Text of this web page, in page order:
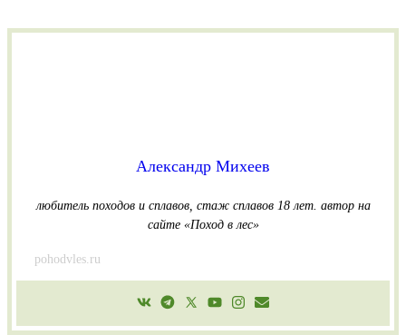
Александр Михеев
любитель походов и сплавов, стаж сплавов 18 лет. автор на
сайте «Поход в лес»
pohodvles.ru